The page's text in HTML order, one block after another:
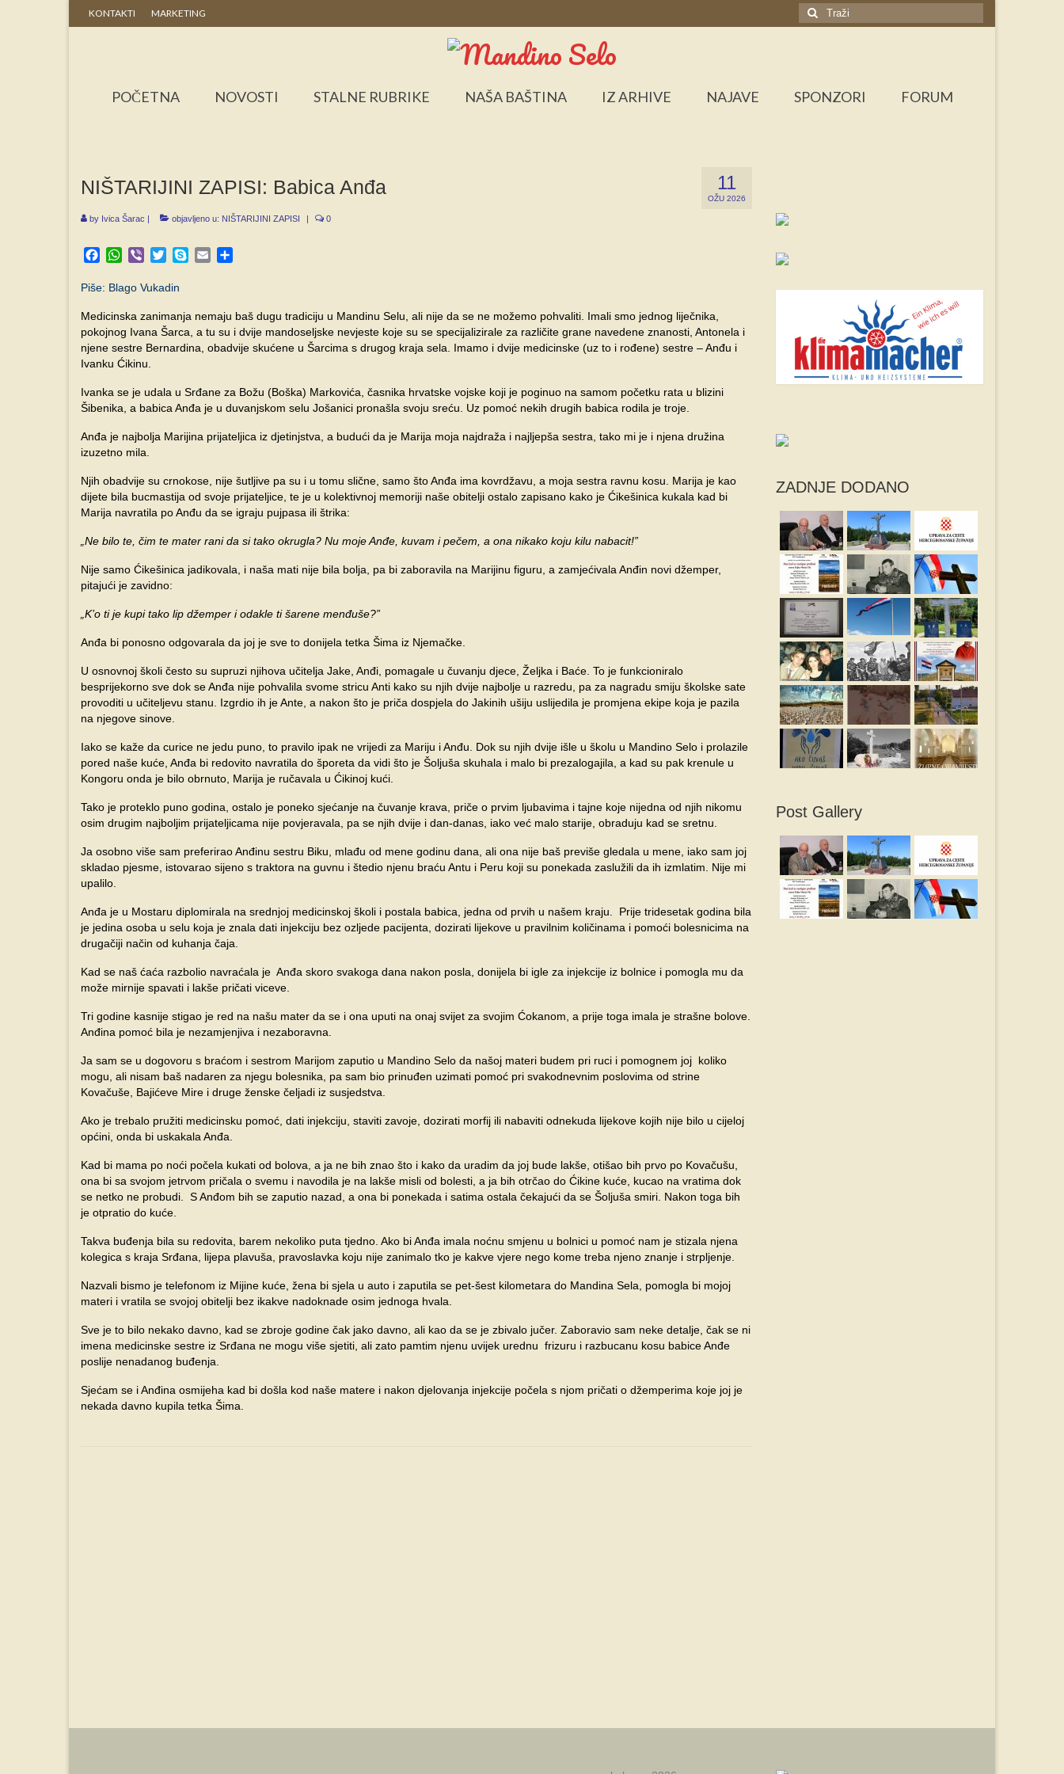
KONTAKTI MARKETING
Search
for:
POČETNA NOVOSTI STALNE RUBRIKE NAŠA BAŠTINA IZ ARHIVE NAJAVE SPONZORI FORUM
11
OŽU 2026
NIŠTARIJINI ZAPISI: Babica Anđa
by Ivica Šarac | objavljeno u: NIŠTARIJINI ZAPISI | 0
Facebook
WhatsApp
Viber TwitterSkypeEmail
Piše: Blago Vukadin
Medicinska zanimanja nemaju baš dugu tradiciju u Mandinu Selu, ali nije da se ne možemo pohvaliti. Imali smo jednog liječnika,
pokojnog Ivana Šarca, a tu su i dvije mandoseljske nevjeste koje su se specijalizirale za različite grane navedene znanosti, Antonela i
njene sestre Bernardina, obadvije skućene u Šarcima s drugog kraja sela. Imamo i dvije medicinske (uz to i rođene) sestre – Anđu i
Ivanku Ćikinu.
Ivanka se je udala u Srđane za Božu (Boška) Markovića, časnika hrvatske vojske koji je poginuo na samom početku rata u blizini
Šibenika, a babica Anđa je u duvanjskom selu Jošanici pronašla svoju sreću. Uz pomoć nekih drugih babica rodila je troje.
Anđa je najbolja Marijina prijateljica iz djetinjstva, a budući da je Marija moja najdraža i najljepša sestra, tako mi je i njena družina
izuzetno mila.
Njih obadvije su crnokose, nije šutljive pa su i u tomu slične, samo što Anđa ima kovrdžavu, a moja sestra ravnu kosu. Marija je kao
dijete bila bucmastija od svoje prijateljice, te je u kolektivnoj memoriji naše obitelji ostalo zapisano kako je Ćikešinica kukala kad bi
Marija navratila po Anđu da se igraju pujpasa ili štrika:
„Ne bilo te, čim te mater rani da si tako okrugla? Nu moje Anđe, kuvam i pečem, a ona nikako koju kilu nabacit!”
Nije samo Ćikešinica jadikovala, i naša mati nije bila bolja, pa bi zaboravila na Marijinu figuru, a zamjećivala Anđin novi džemper,
pitajući je zavidno:
„K’o ti je kupi tako lip džemper i odakle ti šarene menđuše?”
Anđa bi ponosno odgovarala da joj je sve to donijela tetka Šima iz Njemačke.
U osnovnoj školi često su supruzi njihova učitelja Jake, Anđi, pomagale u čuvanju djece, Željka i Baće. To je funkcioniralo
besprijekorno sve dok se Anđa nije pohvalila svome stricu Anti kako su njih dvije najbolje u razredu, pa za nagradu smiju školske sate
provoditi u učiteljevu stanu. Izgrdio ih je Ante, a nakon što je priča dospjela do Jakinih ušiju uslijedila je promjena ekipe koja je pazila
na njegove sinove.
Iako se kaže da curice ne jedu puno, to pravilo ipak ne vrijedi za Mariju i Anđu. Dok su njih dvije išle u školu u Mandino Selo i prolazile
pored naše kuće, Anđa bi redovito navratila do šporeta da vidi što je Šoljuša skuhala i malo bi prezalogajila, a kad su pak krenule u
Kongoru onda je bilo obrnuto, Marija je ručavala u Ćikinoj kući.
Tako je proteklo puno godina, ostalo je poneko sjećanje na čuvanje krava, priče o prvim ljubavima i tajne koje nijedna od njih nikomu
osim drugim najboljim prijateljicama nije povjeravala, pa se njih dvije i dan-danas, iako već malo starije, obraduju kad se sretnu.
Ja osobno više sam preferirao Anđinu sestru Biku, mlađu od mene godinu dana, ali ona nije baš previše gledala u mene, iako sam joj
skladao pjesme, istovarao sijeno s traktora na guvnu i štedio njenu braću Antu i Peru koji su ponekada zaslužili da ih izmlatim. Nije mi
upalilo.
Anđa je u Mostaru diplomirala na srednjoj medicinskoj školi i postala babica, jedna od prvih u našem kraju. Prije tridesetak godina bila
je jedina osoba u selu koja je znala dati injekciju bez ozljede pacijenta, dozirati lijekove u pravilnim količinama i pomoći bolesnicima na
drugačiji način od kuhanja čaja.
Kad se naš ćaća razbolio navraćala je Anđa skoro svakoga dana nakon posla, donijela bi igle za injekcije iz bolnice i pomogla mu da
može mirnije spavati i lakše pričati viceve.
Tri godine kasnije stigao je red na našu mater da se i ona uputi na onaj svijet za svojim Ćokanom, a prije toga imala je strašne bolove.
Anđina pomoć bila je nezamjenjiva i nezaboravna.
Ja sam se u dogovoru s braćom i sestrom Marijom zaputio u Mandino Selo da našoj materi budem pri ruci i pomognem joj koliko
mogu, ali nisam baš nadaren za njegu bolesnika, pa sam bio prinuđen uzimati pomoć pri svakodnevnim poslovima od strine
Kovačuše, Bajićeve Mire i druge ženske čeljadi iz susjedstva.
Ako je trebalo pružiti medicinsku pomoć, dati injekciju, staviti zavoje, dozirati morfij ili nabaviti odnekuda lijekove kojih nije bilo u cijeloj
općini, onda bi uskakala Anđa.
Kad bi mama po noći počela kukati od bolova, a ja ne bih znao što i kako da uradim da joj bude lakše, otišao bih prvo po Kovačušu,
ona bi sa svojom jetrvom pričala o svemu i navodila je na lakše misli od bolesti, a ja bih otrčao do Ćikine kuće, kucao na vratima dok
se netko ne probudi. S Anđom bih se zaputio nazad, a ona bi ponekada i satima ostala čekajući da se Šoljuša smiri. Nakon toga bih
je otpratio do kuće.
Takva buđenja bila su redovita, barem nekoliko puta tjedno. Ako bi Anđa imala noćnu smjenu u bolnici u pomoć nam je stizala njena
kolegica s kraja Srđana, lijepa plavuša, pravoslavka koju nije zanimalo tko je kakve vjere nego kome treba njeno znanje i strpljenje.
Nazvali bismo je telefonom iz Mijine kuće, žena bi sjela u auto i zaputila se pet-šest kilometara do Mandina Sela, pomogla bi mojoj
materi i vratila se svojoj obitelji bez ikakve nadoknade osim jednoga hvala.
Sve je to bilo nekako davno, kad se zbroje godine čak jako davno, ali kao da se je zbivalo jučer. Zaboravio sam neke detalje, čak se ni
imena medicinske sestre iz Srđana ne mogu više sjetiti, ali zato pamtim njenu uvijek urednu frizuru i razbucanu kosu babice Anđe
poslije nenadanog buđenja.
Sjećam se i Anđina osmijeha kad bi došla kod naše matere i nakon djelovanja injekcije počela s njom pričati o džemperima koje joj je
nekada davno kupila tetka Šima.
ZADNJE DODANO
Post Gallery